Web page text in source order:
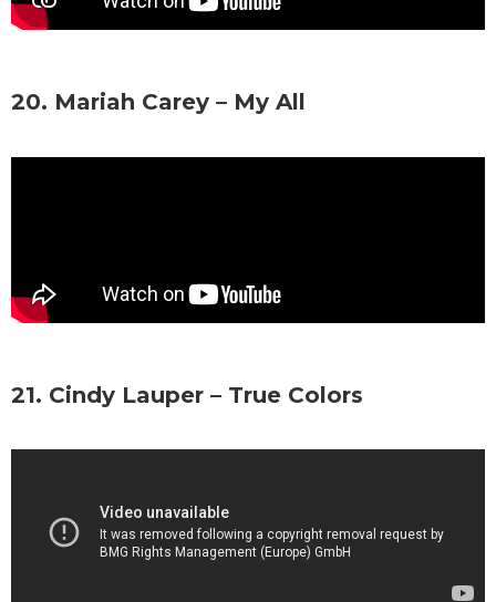
20. Mariah Carey – My All
21. Cindy Lauper – True Colors